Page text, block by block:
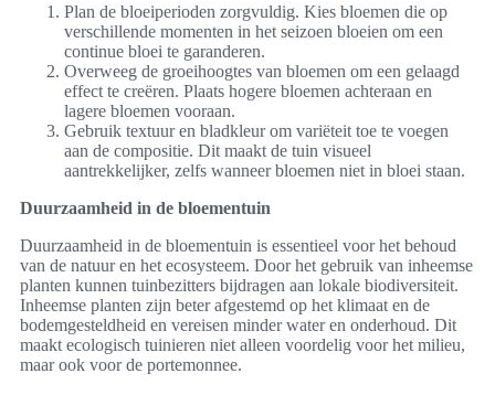
Plan de bloeiperioden zorgvuldig. Kies bloemen die op
verschillende momenten in het seizoen bloeien om een
continue bloei te garanderen.
Overweeg de groeihoogtes van bloemen om een gelaagd
effect te creëren. Plaats hogere bloemen achteraan en
lagere bloemen vooraan.
Gebruik textuur en bladkleur om variëteit toe te voegen
aan de compositie. Dit maakt de tuin visueel
aantrekkelijker, zelfs wanneer bloemen niet in bloei staan.
Duurzaamheid in de bloementuin
Duurzaamheid in de bloementuin is essentieel voor het behoud
van de natuur en het ecosysteem. Door het gebruik van inheemse
planten kunnen tuinbezitters bijdragen aan lokale biodiversiteit.
Inheemse planten zijn beter afgestemd op het klimaat en de
bodemgesteldheid en vereisen minder water en onderhoud. Dit
maakt ecologisch tuinieren niet alleen voordelig voor het milieu,
maar ook voor de portemonnee.